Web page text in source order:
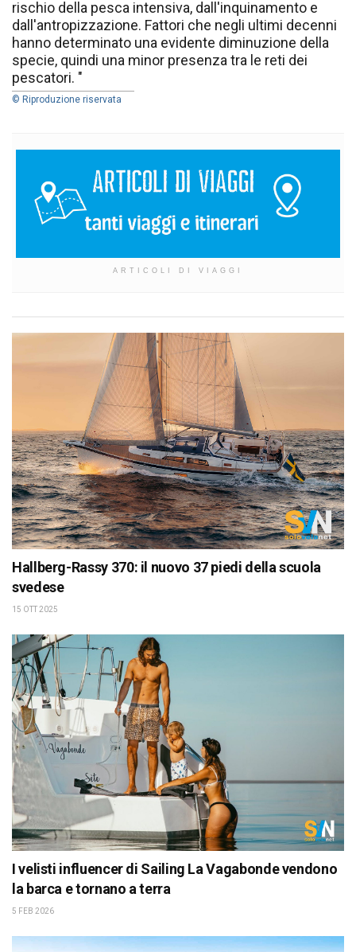
rischio della pesca intensiva, dall'inquinamento e
dall'antropizzazione. Fattori che negli ultimi decenni
hanno determinato una evidente diminuzione della
specie, quindi una minor presenza tra le reti dei
pescatori. "
© Riproduzione riservata
ARTICOLI DI VIAGGI
Hallberg-Rassy 370: il nuovo 37 piedi della scuola
svedese
15 OTT 2025
I velisti influencer di Sailing La Vagabonde vendono
la barca e tornano a terra
5 FEB 2026